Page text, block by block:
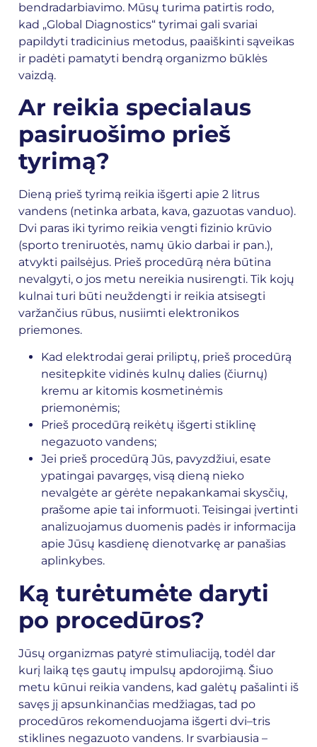
bendradarbiavimo. Mūsų turima patirtis rodo,
kad „Global Diagnostics“ tyrimai gali svariai
papildyti tradicinius metodus, paaiškinti sąveikas
ir padėti pamatyti bendrą organizmo būklės
vaizdą.
Ar reikia specialaus
pasiruošimo prieš
tyrimą?
Dieną prieš tyrimą reikia išgerti apie 2 litrus
vandens (netinka arbata, kava, gazuotas vanduo).
Dvi paras iki tyrimo reikia vengti fizinio krūvio
(sporto treniruotės, namų ūkio darbai ir pan.),
atvykti pailsėjus. Prieš procedūrą nėra būtina
nevalgyti, o jos metu nereikia nusirengti. Tik kojų
kulnai turi būti neuždengti ir reikia atsisegti
varžančius rūbus, nusiimti elektronikos
priemones.
Kad elektrodai gerai priliptų, prieš procedūrą
nesitepkite vidinės kulnų dalies (čiurnų)
kremu ar kitomis kosmetinėmis
priemonėmis;
Prieš procedūrą reikėtų išgerti stiklinę
negazuoto vandens;
Jei prieš procedūrą Jūs, pavyzdžiui, esate
ypatingai pavargęs, visą dieną nieko
nevalgėte ar gėrėte nepakankamai skysčių,
prašome apie tai informuoti. Teisingai įvertinti
analizuojamus duomenis padės ir informacija
apie Jūsų kasdienę dienotvarkę ar panašias
aplinkybes.
Ką turėtumėte daryti
po procedūros?
Jūsų organizmas patyrė stimuliaciją, todėl dar
kurį laiką tęs gautų impulsų apdorojimą. Šiuo
metu kūnui reikia vandens, kad galėtų pašalinti iš
savęs jį apsunkinančias medžiagas, tad po
procedūros rekomenduojama išgerti dvi–tris
stiklines negazuoto vandens. Ir svarbiausia –